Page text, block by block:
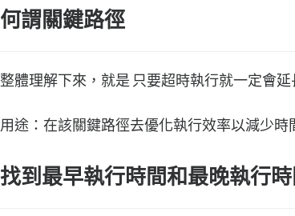
何謂關鍵路徑
整體理解下來，就是 只要超時執行就一定會
用途：在該關鍵路徑去優化執行效率以減少
找到最早執行時間和最晚執行時